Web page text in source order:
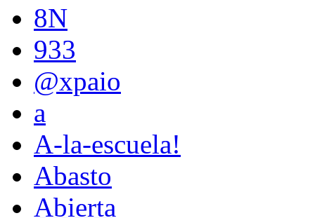
8N
933
@xpaio
a
A-la-escuela!
Abasto
Abierta